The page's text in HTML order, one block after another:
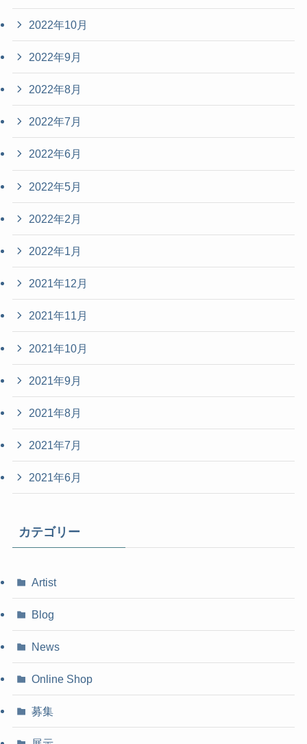
2022年10月
2022年9月
2022年8月
2022年7月
2022年6月
2022年5月
2022年2月
2022年1月
2021年12月
2021年11月
2021年10月
2021年9月
2021年8月
2021年7月
2021年6月
カテゴリー
Artist
Blog
News
Online Shop
募集